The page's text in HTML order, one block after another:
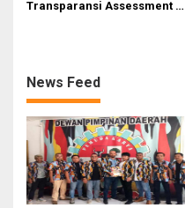
Transparansi Assessment PT
News Feed